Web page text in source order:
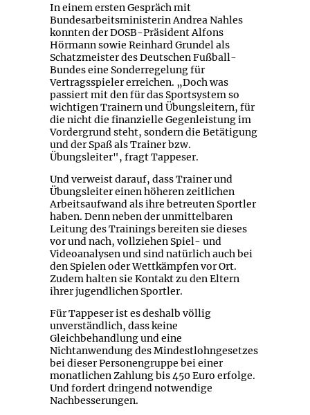
In einem ersten Gespräch mit
Bundesarbeitsministerin Andrea Nahles
konnten der DOSB-Präsident Alfons
Hörmann sowie Reinhard Grundel als
Schatzmeister des Deutschen Fußball-
Bundes eine Sonderregelung für
Vertragsspieler erreichen. „Doch was
passiert mit den für das Sportsystem so
wichtigen Trainern und Übungsleitern, für
die nicht die finanzielle Gegenleistung im
Vordergrund steht, sondern die Betätigung
und der Spaß als Trainer bzw.
Übungsleiter", fragt Tappeser.
Und verweist darauf, dass Trainer und
Übungsleiter einen höheren zeitlichen
Arbeitsaufwand als ihre betreuten Sportler
haben. Denn neben der unmittelbaren
Leitung des Trainings bereiten sie dieses
vor und nach, vollziehen Spiel- und
Videoanalysen und sind natürlich auch bei
den Spielen oder Wettkämpfen vor Ort.
Zudem halten sie Kontakt zu den Eltern
ihrer jugendlichen Sportler.
Für Tappeser ist es deshalb völlig
unverständlich, dass keine
Gleichbehandlung und eine
Nichtanwendung des Mindestlohngesetzes
bei dieser Personengruppe bei einer
monatlichen Zahlung bis 450 Euro erfolge.
Und fordert dringend notwendige
Nachbesserungen.